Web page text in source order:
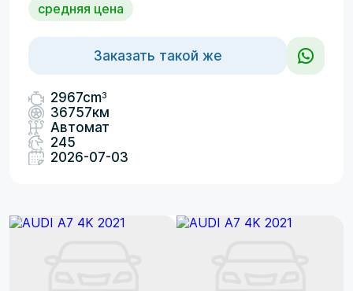
средняя цена
Заказать такой же
2967cm3
36757км
Автомат
245
2026-07-03